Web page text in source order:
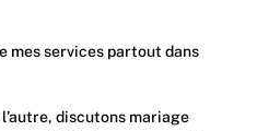
mes services partout dans
l’autre, discutons mariage